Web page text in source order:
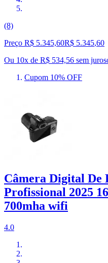
(8)
Preço R$ 5.345,60R$ 5.345,60
Ou 10x de R$ 534,56 sem juros
Cupom 10% OFF
Câmera Digital De
Profissional 2025
700mha wifi
4.0